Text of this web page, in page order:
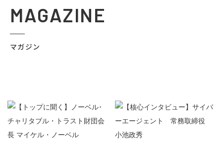
MAGAZINE
マガジン